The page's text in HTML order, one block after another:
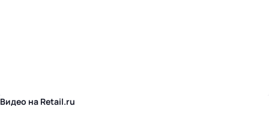
Видео на Retail.ru